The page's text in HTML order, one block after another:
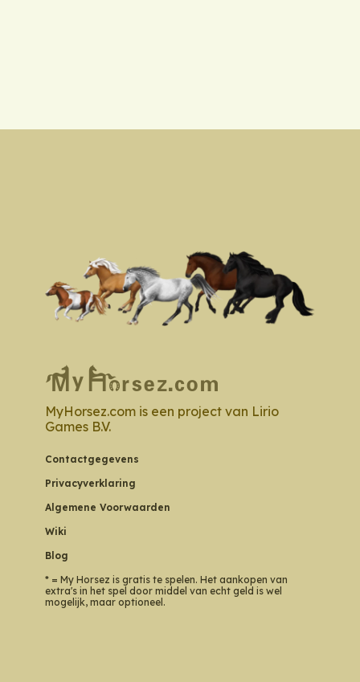
MyHorsez.com is een project van Lirio
Games B.V.
Contactgegevens
Privacyverklaring
Algemene Voorwaarden
Wiki
Blog
* = My Horsez is gratis te spelen. Het aankopen van
extra's in het spel door middel van echt geld is wel
mogelijk, maar optioneel.